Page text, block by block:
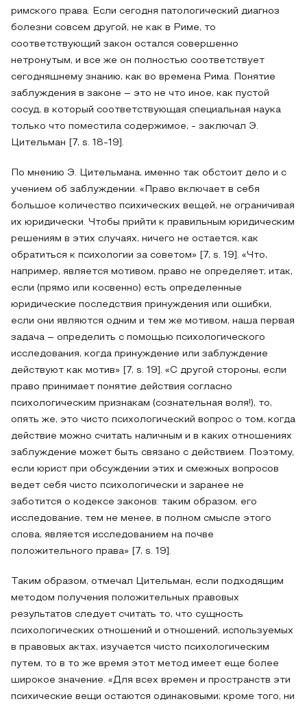
римского права. Если сегодня патологический диагноз
болезни совсем другой, не как в Риме, то
соответствующий закон остался совершенно
нетронутым, и все же он полностью соответствует
сегодняшнему знанию, как во времена Рима. Понятие
заблуждения в законе – это не что иное, как пустой
сосуд, в который соответствующая специальная наука
только что поместила содержимое, - заключал Э.
Цительман [7, s. 18-19].
По мнению Э. Цительмана, именно так обстоит дело и с
учением об заблуждении. «Право включает в себя
большое количество психических вещей, не ограничивая
их юридически. Чтобы прийти к правильным юридическим
решениям в этих случаях, ничего не остается, как
обратиться к психологии за советом» [7, s. 19]. «Что,
например, является мотивом, право не определяет; итак,
если (прямо или косвенно) есть определенные
юридические последствия принуждения или ошибки,
если они являются одним и тем же мотивом, наша первая
задача – определить с помощью психологического
исследования, когда принуждение или заблуждение
действуют как мотив» [7, s. 19]. «С другой стороны, если
право принимает понятие действия согласно
психологическим признакам (сознательная воля!), то,
опять же, это чисто психологический вопрос о том, когда
действие можно считать наличным и в каких отношениях
заблуждение может быть связано с действием. Поэтому,
если юрист при обсуждении этих и смежных вопросов
ведет себя чисто психологически и заранее не
заботится о кодексе законов: таким образом, его
исследование, тем не менее, в полном смысле этого
слова, является исследованием на почве
положительного права» [7, s. 19].
Таким образом, отмечал Цительман, если подходящим
методом получения положительных правовых
результатов следует считать то, что сущность
психологических отношений и отношений, используемых
в правовых актах, изучается чисто психологическим
путем, то в то же время этот метод имеет еще более
широкое значение. «Для всех времен и пространств эти
психические вещи остаются одинаковыми; кроме того, ни